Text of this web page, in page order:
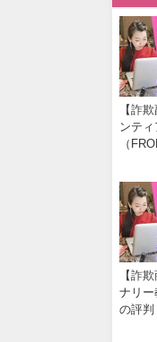
【詐
ンティ
（
【詐
ナリー
の評判